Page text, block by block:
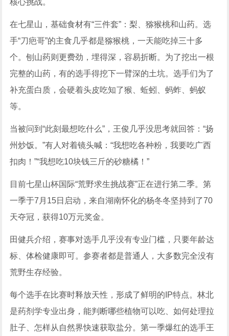
在七星山，基础食材有“三件套”：梨、猕猴桃和山药。选
手“刀疤哥”的主食几乎都是猕猴桃，一天能吃掉三十多
个。刨山药则更费劲，埋得深，容易折断。为了挖出一根
完整的山药，有的选手得挖下一臂深的土坑。选手们为了
补充蛋白质，会硬着头皮吃知了猴、蚯蚓、蚂蚱、蚂蚁
等。
当被问到“此刻最想吃什么”，王俊几乎没思考就回答：“扬
州炒饭。”有人对着镜头喊：“我想吃各种粉，我要吃广西
扣肉！”“我想吃10块钱三斤的砂糖橘！”
目前七星山杯国际“荒野求生挑战赛”正在进行第二季。第
一季于7月15日启动，来自湖南怀化的杨冬冬坚持到了70
天夺冠，获得10万元奖金。
田健兵介绍，赛事对选手几乎没有专业门槛，只要年龄达
标、体检健康即可。参赛者都是普通人，大多数完全没有
荒野生存经验。
每个选手在比赛时释放天性，形成了鲜明的IP特点。林北
是药剂学专业出身，能判断哪些植物可以吃、如何处理拉
肚子、怎样从自然界快速获取盐分。第一季爆红的选手王